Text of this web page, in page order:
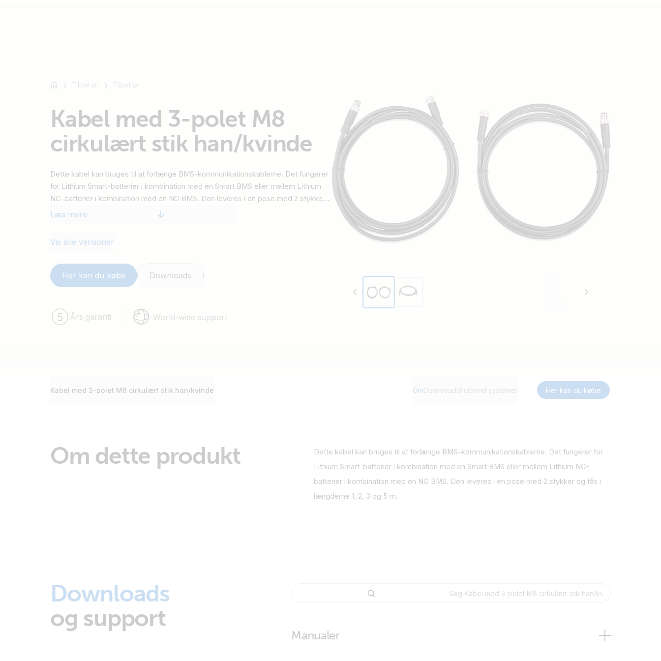
Tilbehør Tilbehør
Kabel med 3-polet M8
cirkulært stik han/kvinde
Dette kabel kan bruges til at forlænge BMS-kommunikationskablerne. Det fungerer
for Lithium Smart-batterier i kombination med en Smart BMS eller mellem Lithium
NG-batterier i kombination med en NG BMS. Den leveres i en pose med 2 stykker
og fås i længderne 1, 2, 3 og 5 m.
Læs mere
Vis alle versioner
Her kan du købe Downloads
Års garanti World-wide support
Kabel med 3-polet M8 cirkulært stik han/kvinde OmDownloadsFuldend systemet Her kan du købe
Om dette produkt
Dette kabel kan bruges til at forlænge BMS-kommunikationskablerne. Det fungerer for
Lithium Smart-batterier i kombination med en Smart BMS eller mellem Lithium NG-
batterier i kombination med en NG BMS. Den leveres i en pose med 2 stykker og fås i
længderne 1, 2, 3 og 5 m.
Downloads
og support
Manualer